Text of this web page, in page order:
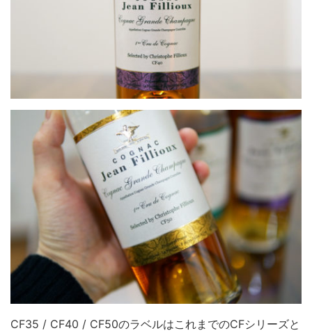
CF35 / CF40 / CF50のラベルはこれまでのCFシリーズと